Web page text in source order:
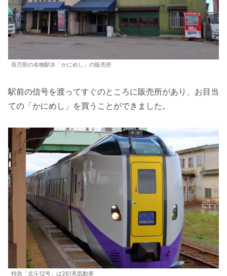
長万部の名物駅弁「かにめし」の販売所
駅前の信号を渡ってすぐのところに販売所があり、お目当
ての「かにめし」を買うことができました。
特急「北斗12号」は261系気動車